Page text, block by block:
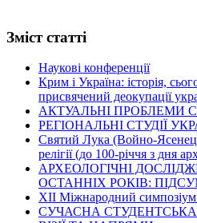
Зміст статті
Наукові конференції
Крим і Україна: історія,
присвячений деокупації
АКТУАЛЬНІ ПРОБЛЕМИ
РЕГІОНАЛЬНІ СТУДІЇ
Святий Лука (Войно-
релігії (до 100-річчя з дня
АРХЕОЛОГІЧНІ
ОСТАННІХ РОКІВ:
ХІІ Міжнародний симпозіум
СУЧАСНА